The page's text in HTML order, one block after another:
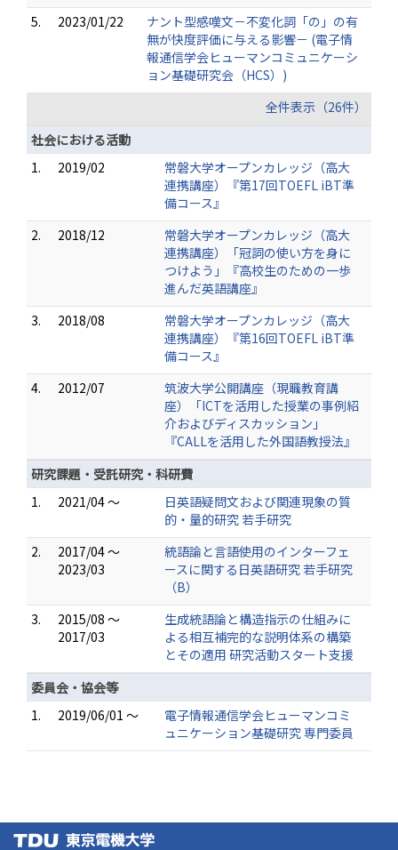
5.
2023/01/22
ナント型感嘆文－不変化詞「の」の有
無が快度評価に与える影響－ (電子情
報通信学会ヒューマンコミュニケーシ
ョン基礎研究会（HCS）)
全件表示（26件）
社会における活動
1.
2019/02
常磐大学オープンカレッジ（高大
連携講座）『第17回TOEFL iBT準
備コース』
2.
2018/12
常磐大学オープンカレッジ（高大
連携講座）「冠詞の使い方を身に
つけよう」『高校生のための一歩
進んだ英語講座』
3.
2018/08
常磐大学オープンカレッジ（高大
連携講座）『第16回TOEFL iBT準
備コース』
4.
2012/07
筑波大学公開講座（現職教育講
座）「ICTを活用した授業の事例紹
介およびディスカッション」
『CALLを活用した外国語教授法』
研究課題・受託研究・科研費
1.
2021/04 ～
日英語疑問文および関連現象の質
的・量的研究 若手研究
2.
2017/04 ～
2023/03
統語論と言語使用のインターフェ
ースに関する日英語研究 若手研究
（B）
3.
2015/08 ～
2017/03
生成統語論と構造指示の仕組みに
よる相互補完的な説明体系の構築
とその適用 研究活動スタート支援
委員会・協会等
1.
2019/06/01 ～
電子情報通信学会ヒューマンコミ
ュニケーション基礎研究 専門委員